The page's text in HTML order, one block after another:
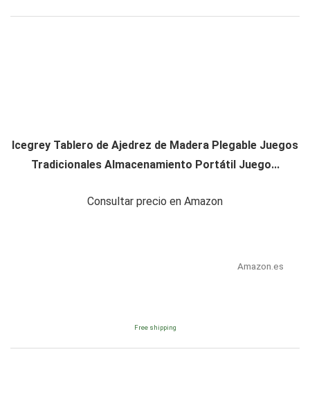
Icegrey Tablero de Ajedrez de Madera Plegable Juegos
Tradicionales Almacenamiento Portátil Juego...
Consultar precio en Amazon
Amazon.es
Free shipping